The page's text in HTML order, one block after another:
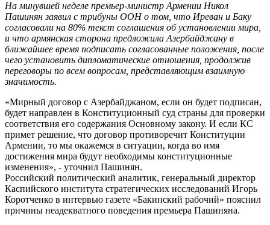
На минувшей неделе премьер-министр Армении Никол
Пашинян заявил с трибуны ООН о том, что Иреван и Баку
согласовали на 80% текст соглашения об установлении мира,
и что армянская сторона предложила Азербайджану в
ближайшее время подписать согласованные положения, после
чего установить дипломатические отношения, продолжив
переговоры по всем вопросам, представляющим взаимную
значимость.
«Мирный договор с Азербайджаном, если он будет подписан,
будет направлен в Конституционный суд страны для проверки
соответствия его содержания Основному закону. И если КС
примет решение, что договор противоречит Конституции
Армении, то мы окажемся в ситуации, когда во имя
достижения мира будут необходимы конституционные
изменения», - уточнил Пашинян.
Российский политический аналитик, генеральный директор
Каспийского института стратегических исследований Игорь
Коротченко в интервью газете «Бакинский рабочий» пояснил
причины неадекватного поведения премьера Пашиняна.